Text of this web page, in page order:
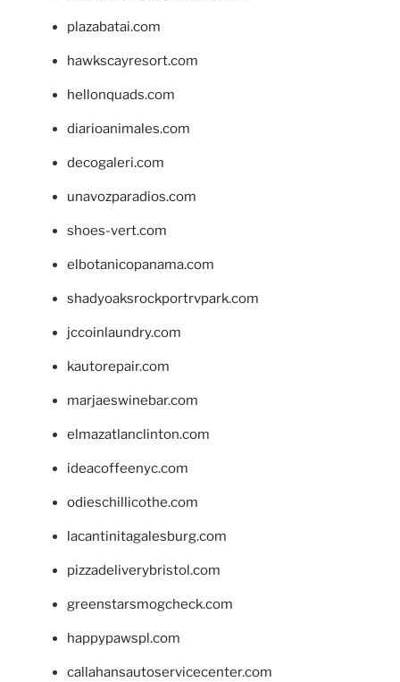
plazabatai.com
hawkscayresort.com
hellonquads.com
diarioanimales.com
decogaleri.com
unavozparadios.com
shoes-vert.com
elbotanicopanama.com
shadyoaksrockportrvpark.com
jccoinlaundry.com
kautorepair.com
marjaeswinebar.com
elmazatlanclinton.com
ideacoffeenyc.com
odieschillicothe.com
lacantinitagalesburg.com
pizzadeliverybristol.com
greenstarsmogcheck.com
happypawspl.com
callahansautoservicecenter.com